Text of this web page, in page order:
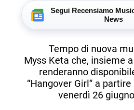
Segui Recensiamo
News
Tempo di nuova
Myss Keta che, insieme
renderanno
“Hangover Girl” a
venerdì 26